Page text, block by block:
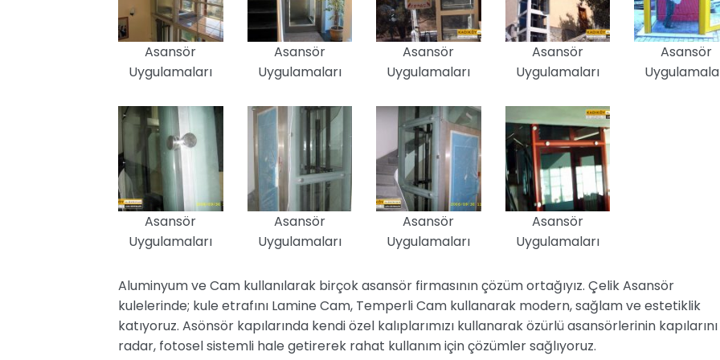
Asansör
Uygulamaları
Asansör
Uygulamaları
Asansör
Uygulamaları
Asansör
Uygulamaları
Asansör
Asansör
Uygulamaları
Asansör
Uygulamaları
Asansör
Uygulamaları
Asansör
Uygulamaları
Aluminyum ve Cam kullanılarak birçok asansör firmasının çözüm ortağıyız. Çelik Asansör
kulelerinde; kule etrafını Lamine Cam, Temperli Cam kullanarak modern, sağlam ve estetiklik
katıyoruz. Asönsör kapılarında kendi özel kalıplarımızı kullanarak özürlü asansörlerinin kapılarını
radar, fotosel sistemli hale getirerek rahat kullanım için çözümler sağlıyoruz.